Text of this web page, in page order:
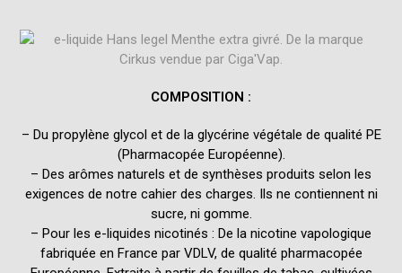
COMPOSITION :
– Du propylène glycol et de la glycérine végétale de qualité PE
(Pharmacopée Européenne).
– Des arômes naturels et de synthèses produits selon les
exigences de notre cahier des charges. Ils ne contiennent ni
sucre, ni gomme.
– Pour les e-liquides nicotinés : De la nicotine vapologique
fabriquée en France par VDLV, de qualité pharmacopée